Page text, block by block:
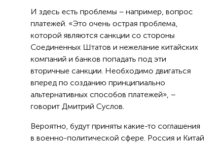
И здесь есть проблемы – например, вопрос
платежей. «Это очень острая проблема,
которой являются санкции со стороны
Соединенных Штатов и нежелание китайских
компаний и банков попадать под эти
вторичные санкции. Необходимо двигаться
вперед по созданию принципиально
альтернативных способов платежей», –
говорит Дмитрий Суслов.
Вероятно, будут приняты какие-то соглашения
в военно-политической сфере. Россия и Китай